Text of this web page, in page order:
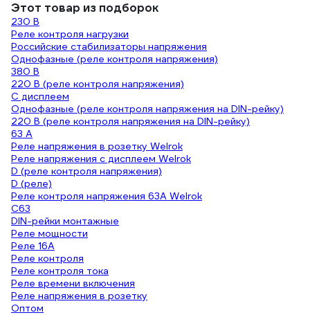
Этот товар из подборок
230 В
Реле контроля нагрузки
Российские стабилизаторы напряжения
Однофазные (реле контроля напряжения)
380 В
220 В (реле контроля напряжения)
С дисплеем
Однофазные (реле контроля напряжения на DIN-рейку)
220 В (реле контроля напряжения на DIN-рейку)
63 А
Реле напряжения в розетку Welrok
Реле напряжения с дисплеем Welrok
D (реле контроля напряжения)
D (реле)
Реле контроля напряжения 63А Welrok
С63
DIN-рейки монтажные
Реле мощности
Реле 16А
Реле контроля
Реле контроля тока
Реле времени включения
Реле напряжения в розетку
Оптом